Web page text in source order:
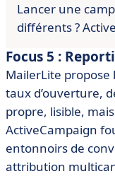
Lancer une
différents ?
Focus 5 :
MailerLite propose
taux d’ouverture,
propre, lisible,
ActiveCampaign
entonnoirs de
attribution